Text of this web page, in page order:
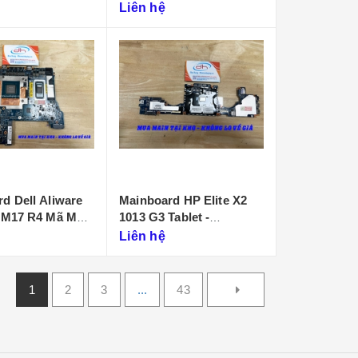
D901
Liên hệ
Dell Aliware
R4 Mã Main
Mainboard HP Elite X2
1013 G3 Tablet -
DA0D99MBAI0
Liên hệ
1 2 3 ... 43